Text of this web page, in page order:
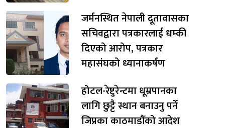
जर्मनस्थित नेपाली दूतावासका
सचिवद्वारा पत्रकारलाई धम्की
दिएको आरोप, पत्रकार
महासंघको ध्यानाकर्षण
होटल-रेष्टुरेन्टमा धूम्रपानका
लागि छुट्टै स्थान बनाउनु पर्ने
जिप्रका काठमाडौँको आदेश